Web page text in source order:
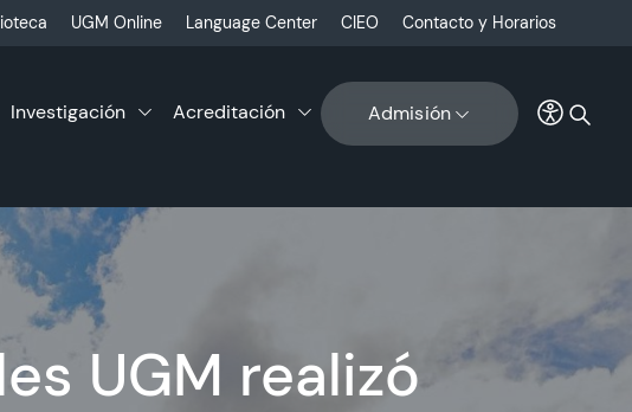
UGM Online Language Center CIEO Contacto y Horarios
Investigación Acreditación Admisión
UGM realizó